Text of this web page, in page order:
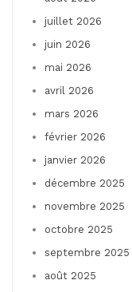
juillet 2026
juin 2026
mai 2026
avril 2026
mars 2026
février 2026
janvier 2026
décembre 2025
novembre 2025
octobre 2025
septembre 2025
août 2025